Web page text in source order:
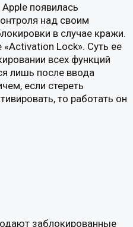
появилась
над своим
в случае кражи.
«Activation Lock». Суть ее
всех функций
лишь после ввода
если стереть
то работать он
заблокированные